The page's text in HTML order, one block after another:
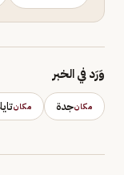
وَرَد في الخبر
مكانجدة مكان